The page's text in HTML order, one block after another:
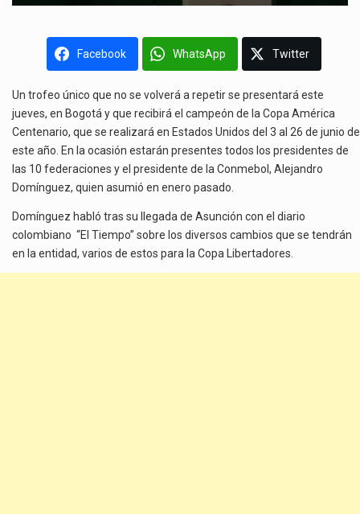
Facebook WhatsApp Twitter
Un trofeo único que no se volverá a repetir se presentará este
jueves, en Bogotá y que recibirá el campeón de la Copa América
Centenario, que se realizará en Estados Unidos del 3 al 26 de junio de
este año. En la ocasión estarán presentes todos los presidentes de
las 10 federaciones y el presidente de la Conmebol, Alejandro
Domínguez, quien asumió en enero pasado.
Domínguez habló tras su llegada de Asunción con el diario
colombiano “El Tiempo” sobre los diversos cambios que se tendrán
en la entidad, varios de estos para la Copa Libertadores.